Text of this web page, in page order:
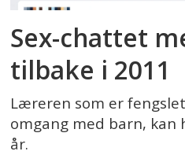
Sex-chattet
tilbake i 2011
Læreren som er
omgang med barn, kan
år.